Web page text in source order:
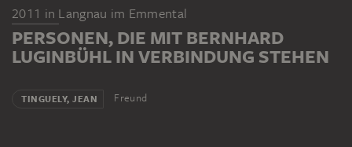
2011 in Langnau im Emmental
PERSONEN, DIE MIT BERNHARD
LUGINBÜHL IN VERBINDUNG STEHEN
TINGUELY, JEAN Freund